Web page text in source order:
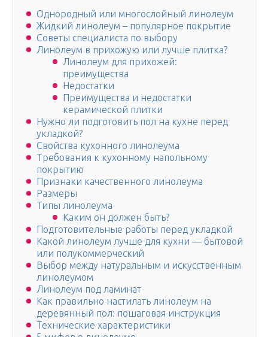
Однородный или многослойный линолеум
Жидкий линолеум – популярное покрытие
Советы специалиста по выбору
Линолеум в прихожую или лучше плитка?
Линолеум для прихожей:
преимущества
Недостатки
Преимущества и недостатки
керамической плитки
Нужно ли подготовить пол на кухне перед
укладкой?
Свойства кухонного линолеума
Требования к кухонному напольному
покрытию
Признаки качественного линолеума
Размеры
Типы линолеума
Каким он должен быть?
Подготовительные работы перед укладкой
Какой линолеум лучше для кухни — бытовой
или полукоммерческий
Выбор между натуральным и искусственным
линолеумом
Линолеум под ламинат
Как правильно настилать линолеум на
деревянный пол: пошаговая инструкция
Технические характеристики